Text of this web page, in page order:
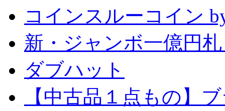
コインスルーコイン
新・ジャンボ一億円
ダブハット
【中古品１点もの】